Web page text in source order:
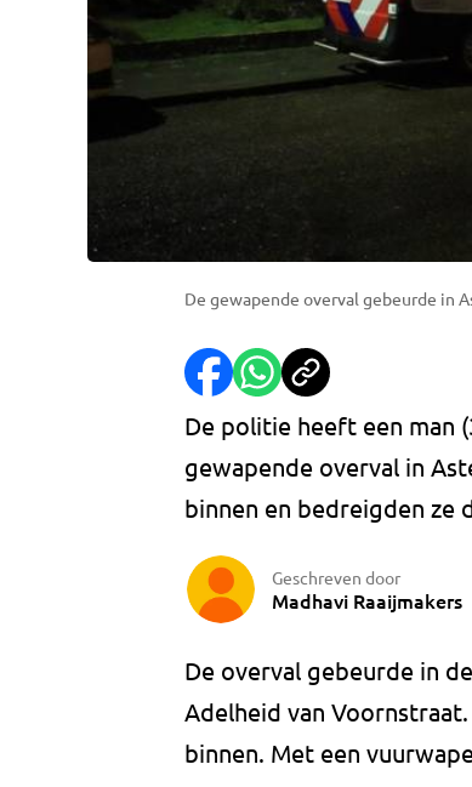
De gewapende overval gebeurde in
De politie heeft een man
gewapende overval in
binnen en bedreigden ze
Geschreven door
Madhavi Raaijmakers
De overval gebeurde in
Adelheid van
binnen. Met een